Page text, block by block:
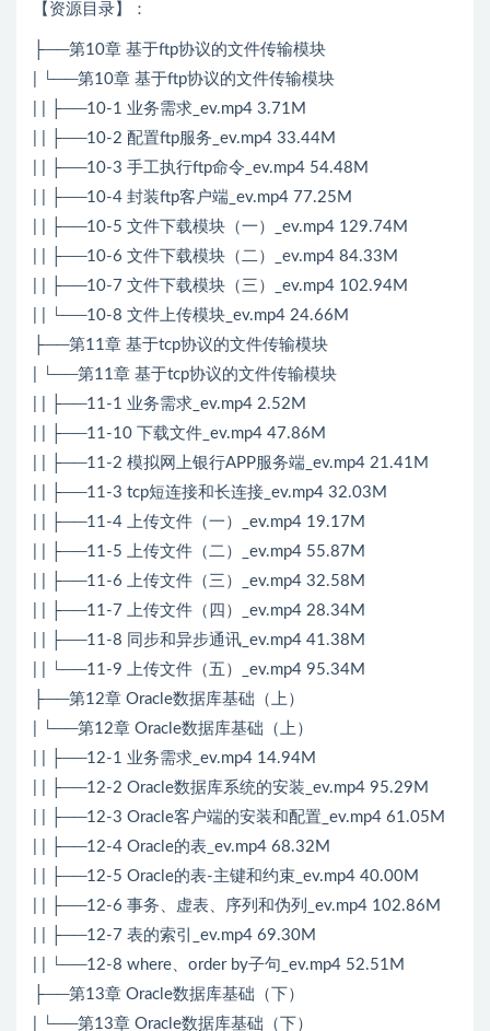
【资源目录】：
├──第10章 基于ftp协议的文件传输模块
| └──第10章 基于ftp协议的文件传输模块
| | ├──10-1 业务需求_ev.mp4 3.71M
| | ├──10-2 配置ftp服务_ev.mp4 33.44M
| | ├──10-3 手工执行ftp命令_ev.mp4 54.48M
| | ├──10-4 封装ftp客户端_ev.mp4 77.25M
| | ├──10-5 文件下载模块（一）_ev.mp4 129.74M
| | ├──10-6 文件下载模块（二）_ev.mp4 84.33M
| | ├──10-7 文件下载模块（三）_ev.mp4 102.94M
| | └──10-8 文件上传模块_ev.mp4 24.66M
├──第11章 基于tcp协议的文件传输模块
| └──第11章 基于tcp协议的文件传输模块
| | ├──11-1 业务需求_ev.mp4 2.52M
| | ├──11-10 下载文件_ev.mp4 47.86M
| | ├──11-2 模拟网上银行APP服务端_ev.mp4 21.41M
| | ├──11-3 tcp短连接和长连接_ev.mp4 32.03M
| | ├──11-4 上传文件（一）_ev.mp4 19.17M
| | ├──11-5 上传文件（二）_ev.mp4 55.87M
| | ├──11-6 上传文件（三）_ev.mp4 32.58M
| | ├──11-7 上传文件（四）_ev.mp4 28.34M
| | ├──11-8 同步和异步通讯_ev.mp4 41.38M
| | └──11-9 上传文件（五）_ev.mp4 95.34M
├──第12章 Oracle数据库基础（上）
| └──第12章 Oracle数据库基础（上）
| | ├──12-1 业务需求_ev.mp4 14.94M
| | ├──12-2 Oracle数据库系统的安装_ev.mp4 95.29M
| | ├──12-3 Oracle客户端的安装和配置_ev.mp4 61.05M
| | ├──12-4 Oracle的表_ev.mp4 68.32M
| | ├──12-5 Oracle的表-主键和约束_ev.mp4 40.00M
| | ├──12-6 事务、虚表、序列和伪列_ev.mp4 102.86M
| | ├──12-7 表的索引_ev.mp4 69.30M
| | └──12-8 where、order by子句_ev.mp4 52.51M
├──第13章 Oracle数据库基础（下）
| └──第13章 Oracle数据库基础（下）